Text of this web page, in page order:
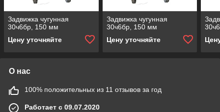
Задвижка чугунная
30ч6бр, 150 мм
Цену уточняйте
Задвижка чугунная
30ч6бр, 150 мм
Цену уточняйте
О нас
100% положительных из 11 отзывов за год
Работает с 09.07.2020